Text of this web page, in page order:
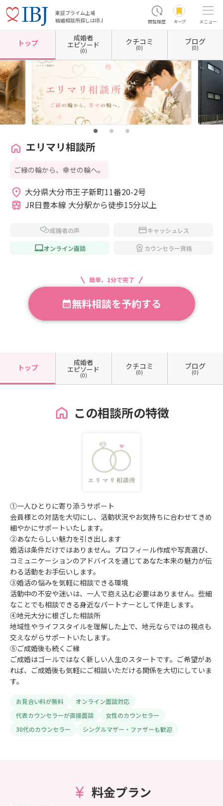
東証プライム上場
結婚相談所探しはIBJ
閲覧履歴 キープ メニュー
ホーム 大分県の結婚相談所 大分県大分市 エリマリ相談所
トップ
成婚者
エピソード
(0)
クチコミ
(0)
ブログ
(0)
エリマリ相談所
ご縁の輪から、幸せの輪へ。
JR日豊本線 大分駅から徒歩15分以上
成婚者の声 キャッシュレス
オンライン面談 カウンセラー資格
簡単、1分で完了
無料相談を予約する
トップ
成婚者
エピソード
(0)
クチコミ
(0)
ブログ
(0)
この相談所の特徴
①一人ひとりに寄り添うサポート
会員様との対話を大切にし、活動状況やお気持ちに合わせてきめ
細やかにサポートいたします。
②あなたらしい魅力を引き出します
婚活は条件だけではありません。プロフィール作成や写真選び、
コミュニケーションのアドバイスを通じてあなた本来の魅力が伝
わる活動をお手伝いします。
③婚活の悩みを気軽に相談できる環境
活動中の不安や迷いは、一人で抱え込む必要はありません。些細
なことでも相談できる身近なパートナーとして伴走します。
④地元大分に根ざした相談所
地域性やライフスタイルを理解した上で、地元ならではの視点も
交えながらサポートいたします。
⑤ご成婚後も続くご縁
ご成婚はゴールではなく新しい人生のスタートです。ご希望があ
れば、ご成婚後も気軽にご相談いただける関係を大切にしていま
す。
お見合い料が無料
オンライン面談対応
代表カウンセラーが直接面談
女性のカウンセラー
30代のカウンセラー
シングルマザー・ファザーも歓迎
料金プラン